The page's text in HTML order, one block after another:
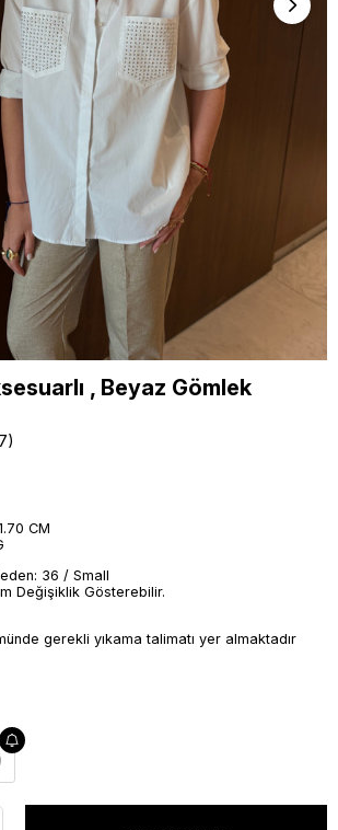
, Beyaz Gömlek
CM
36 / Small
Değişiklik Gösterebilir.
gerekli yıkama talimatı yer almaktadır